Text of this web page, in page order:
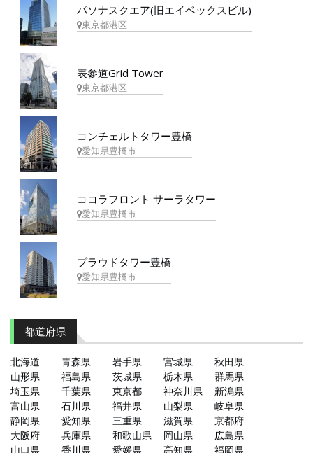
パソナスクエア(旧エイベックスビル)
東京都港区
表参道Grid Tower
東京都港区
コンチェルトタワー豊橋
愛知県豊橋市
ココラフロント サーラタワー
愛知県豊橋市
プラウドタワー豊橋
愛知県豊橋市
都道府県
北海道 青森県 岩手県 宮城県
秋田県
山形県
福島県 茨城県 栃木県
群馬県
埼玉県
千葉県 東京都 神奈川県
新潟県
富山県
石川県 福井県 山梨県
岐阜県
静岡県
愛知県 三重県 滋賀県
京都府
大阪府
兵庫県 和歌山県 岡山県
広島県
山口県
香川県 愛媛県 高知県
福岡県